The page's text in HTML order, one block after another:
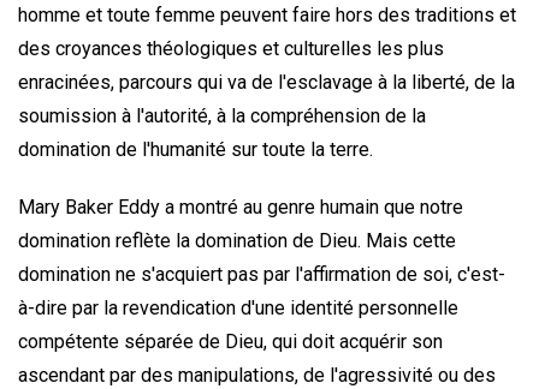
homme et toute femme peuvent faire hors des traditions et
des croyances théologiques et culturelles les plus
enracinées, parcours qui va de l'esclavage à la liberté, de la
soumission à l'autorité, à la compréhension de la
domination de l'humanité sur toute la terre.
Mary Baker Eddy a montré au genre humain que notre
domination reflète la domination de Dieu. Mais cette
domination ne s'acquiert pas par l'affirmation de soi, c'est-
à-dire par la revendication d'une identité personnelle
compétente séparée de Dieu, qui doit acquérir son
ascendant par des manipulations, de l'agressivité ou des